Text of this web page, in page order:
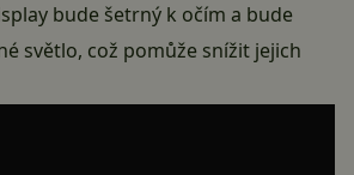
bude šetrný k očím a bude
světlo, což pomůže snížit jejich